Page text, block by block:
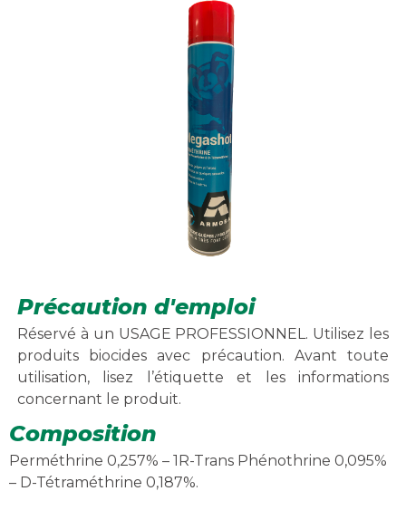
Précaution d'emploi
Réservé à un USAGE PROFESSIONNEL. Utilisez les
produits biocides avec précaution. Avant toute
utilisation, lisez l’étiquette et les informations
concernant le produit.
Composition
Perméthrine 0,257% – 1R-Trans Phénothrine 0,095%
– D-Tétraméthrine 0,187%.